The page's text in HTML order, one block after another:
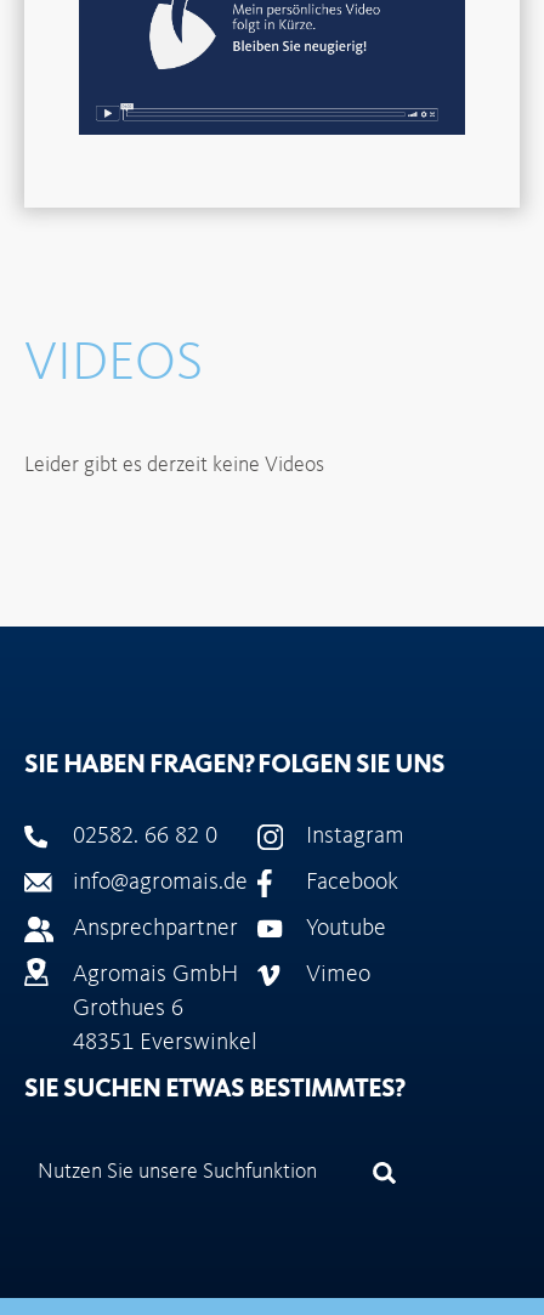
VIDEOS
Leider gibt es derzeit keine Videos
SIE HABEN FRAGEN?
02582. 66 82 0
info@agromais.de
Ansprechpartner
Agromais GmbH
Grothues 6
48351 Everswinkel
FOLGEN SIE UNS
Instagram
Facebook
Youtube
Vimeo
SIE SUCHEN ETWAS BESTIMMTES?